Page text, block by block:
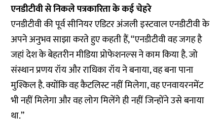
एनडीटीवी से निकले पत्रकारिता के कई चेहरे
एनडीटीवी की पूर्व सीनियर एडिटर अंजली इस्टवाल एनडीटीवी के
अपने अनुभव साझा करते हुए कहती हैं, “एनडीटीवी वह जगह है
जहां देश के बेहतरीन मीडिया प्रोफेशनल्स ने काम किया है. जो
संस्थान प्रणय रॉय और राधिका रॉय ने बनाया, वह बना पाना
मुश्किल है. क्योंकि वह कैटलिस्ट नहीं मिलेगा, वह एनवायरनमेंट
भी नहीं मिलेगा और वह लोग मिलेंगे ही नहीं जिन्होंने उसे बनाया
था.”